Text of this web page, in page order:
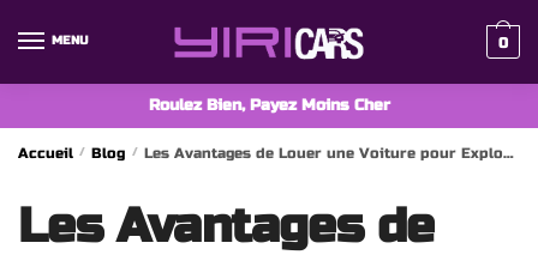
MENU 0
Roulez Bien, Payez Moins Cher
Accueil / Blog / Les Avantages de Louer une Voiture pour Explorer Dakar et ses Environs
Les Avantages de